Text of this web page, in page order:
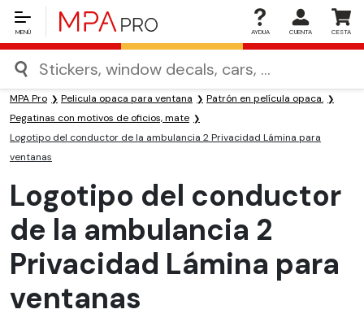
MENÚ AYDUA CUENTA CESTA
MPA Pro Pelicula opaca para ventana
Patrón en película opaca.
Pegatinas con motivos de oficios, mate
Logotipo del conductor de la ambulancia 2 Privacidad Lámina para
ventanas
Logotipo del conductor
de la ambulancia 2
Privacidad Lámina para
ventanas